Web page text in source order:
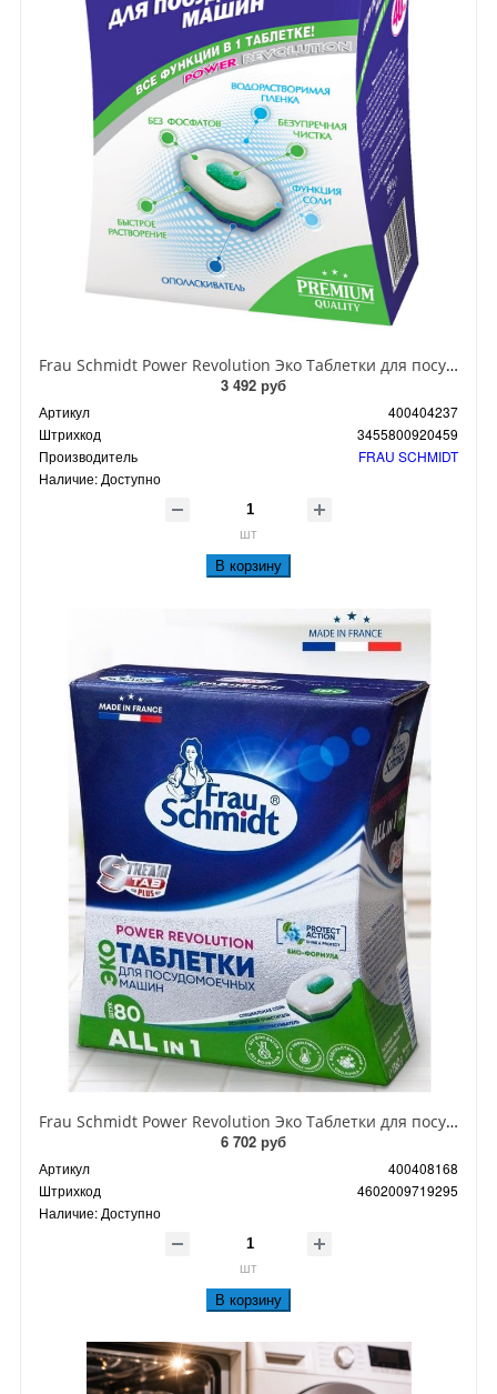
Frau Schmidt Power Revolution Эко Таблетки для посудомоечных машин всё в одном без фосфатов в водорастворимой оболочке 40 шт
3 492 руб
Артикул
400404237
Штрихкод
3455800920459
Производитель
FRAU SCHMIDT
Наличие: Доступно
шт
В корзину
Frau Schmidt Power Revolution Эко Таблетки для посудомоечных машин всё в одном без фосфатов в водорастворимой оболочке 80 шт 1360 uh
6 702 руб
Артикул
400408168
Штрихкод
4602009719295
Наличие: Доступно
шт
В корзину